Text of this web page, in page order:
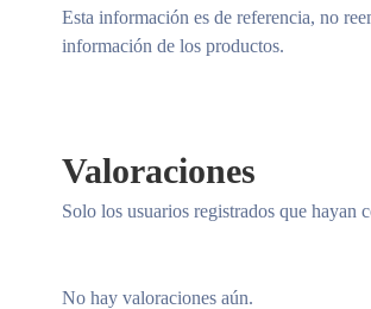
Esta información es de referencia, no
información de los productos.
Valoraciones
No hay valoraciones aún.
Solo los usuarios registrados que hayan